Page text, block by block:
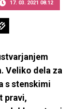
17. 03. 2021 08.12
Veliko dela za
s stenskimi
pravi,